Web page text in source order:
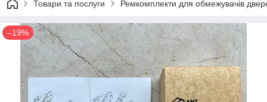
Товари та послуги Ремкомплекти для обмежувачів
–19%